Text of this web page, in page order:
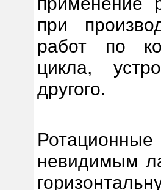
при
работ по
цикла,
другого.
невидимым